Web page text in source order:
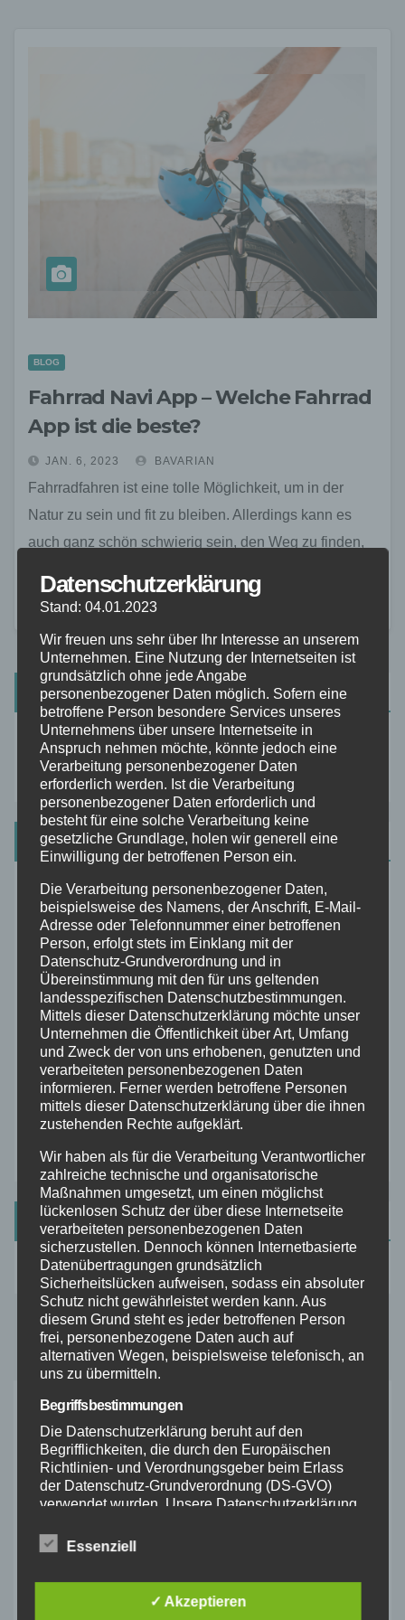
BLOG
Fahrrad Navi App – Welche Fahrrad
App ist die beste?
JAN. 6, 2023 BAVARIAN
Fahrradfahren ist eine tolle Möglichkeit, um in der
Natur zu sein und fit zu bleiben. Allerdings kann es
auch ganz schön schwierig sein, den Weg zu finden,
Suchen
Suchen
Kürzlich Hinzugefügt
Radfahren in Dänemark: Entdeckt die besten
Routen mit dem Fahrrad.
Triathlon Lenkeraufsatz Test: Unsere Top-
Empfehlungen
Kette oder Riemen: Antriebswahl für Fahrräder
Ortlieb Quick Rack Test: Unsere Eindrücke & Fazit
Tout Terrain Vasco – Vielseitiges Reisebike
entdecken
Kürzliche Beiträge
Es sind keine Kommentare vorhanden.
YOU MISSED
Radfahren in Dänemark:
mit dem Fahrrad.
BAVARIAN
Datenschutzerklärung
Stand: 04.01.2023
Wir freuen uns sehr über Ihr Interesse an unserem
Unternehmen. Eine Nutzung der Internetseiten ist
grundsätzlich ohne jede Angabe
personenbezogener Daten möglich. Sofern eine
betroffene Person besondere Services unseres
Unternehmens über unsere Internetseite in
Anspruch nehmen möchte, könnte jedoch eine
Verarbeitung personenbezogener Daten
erforderlich werden. Ist die Verarbeitung
personenbezogener Daten erforderlich und
besteht für eine solche Verarbeitung keine
gesetzliche Grundlage, holen wir generell eine
Einwilligung der betroffenen Person ein.
Die Verarbeitung personenbezogener Daten,
beispielsweise des Namens, der Anschrift, E-Mail-
Adresse oder Telefonnummer einer betroffenen
Person, erfolgt stets im Einklang mit der
Datenschutz-Grundverordnung und in
Übereinstimmung mit den für uns geltenden
landesspezifischen Datenschutzbestimmungen.
Mittels dieser Datenschutzerklärung möchte unser
Unternehmen die Öffentlichkeit über Art, Umfang
und Zweck der von uns erhobenen, genutzten und
verarbeiteten personenbezogenen Daten
informieren. Ferner werden betroffene Personen
mittels dieser Datenschutzerklärung über die ihnen
zustehenden Rechte aufgeklärt.
Wir haben als für die Verarbeitung Verantwortlicher
zahlreiche technische und organisatorische
Maßnahmen umgesetzt, um einen möglichst
lückenlosen Schutz der über diese Internetseite
verarbeiteten personenbezogenen Daten
sicherzustellen. Dennoch können Internetbasierte
Datenübertragungen grundsätzlich
Sicherheitslücken aufweisen, sodass ein absoluter
Schutz nicht gewährleistet werden kann. Aus
diesem Grund steht es jeder betroffenen Person
frei, personenbezogene Daten auch auf
alternativen Wegen, beispielsweise telefonisch, an
uns zu übermitteln.
Begriffsbestimmungen
Die Datenschutzerklärung beruht auf den
Begrifflichkeiten, die durch den Europäischen
Richtlinien- und Verordnungsgeber beim Erlass
der Datenschutz-Grundverordnung (DS-GVO)
verwendet wurden. Unsere Datenschutzerklärung
unsere Kunden und Geschäftspartner einfach
Begrifflichkeiten erläutern.
Essenziell
✓ Akzeptieren